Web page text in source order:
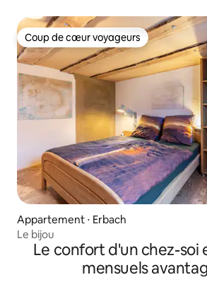
Coup de cœur voyageurs
Coup de cœur voyageurs
Appartement ⋅ Erbach
Le bijou
Le confort d'un chez-soi
mensuels